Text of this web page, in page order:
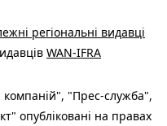
регіональні видавці
WAN-IFRA
"Прес-служба",
опубліковані на правах